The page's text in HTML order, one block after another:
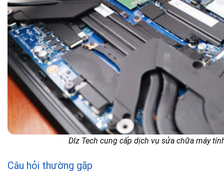
Dlz Tech cung cấp dịch vụ sửa chữa máy
Câu hỏi thường gặp